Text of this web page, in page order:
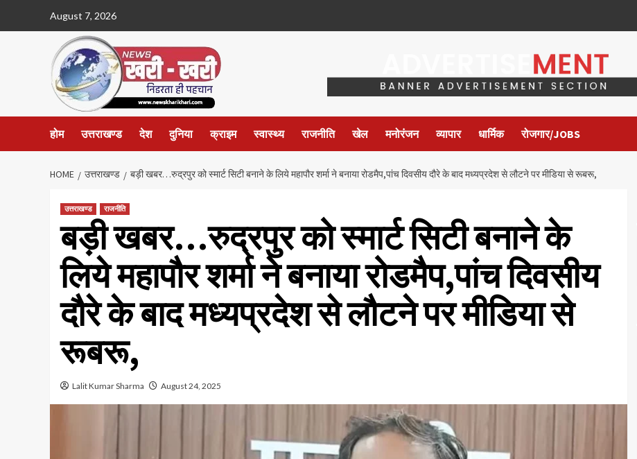
August 7, 2026
होम उत्तराखण्ड देश दुनिया क्राइम स्वास्थ्य राजनीति खेल मनोरंजन व्यापार धार्मिक रोजगार/JOBS
HOME उत्तराखण्ड बड़ी खबर…रुद्रपुर को स्मार्ट सिटी बनाने के लिये महापौर शर्मा ने बनाया रोडमैप,पांच दिवसीय दौरे के बाद मध्यप्रदेश से लौटने पर मीडिया से रूबरू,
उत्तराखण्ड राजनीति
बड़ी खबर…रुद्रपुर को स्मार्ट सिटी बनाने के
लिये महापौर शर्मा ने बनाया रोडमैप,पांच दिवसीय
दौरे के बाद मध्यप्रदेश से लौटने पर मीडिया से
रूबरू,
Lalit Kumar Sharma August 24, 2025